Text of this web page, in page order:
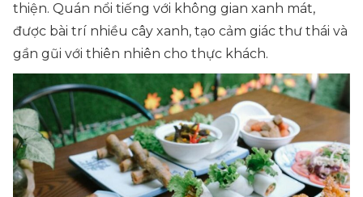
thiện. Quán nổi tiếng với không gian xanh mát,
được bài trí nhiều cây xanh, tạo cảm giác thư thái và
gần gũi với thiên nhiên cho thực khách.